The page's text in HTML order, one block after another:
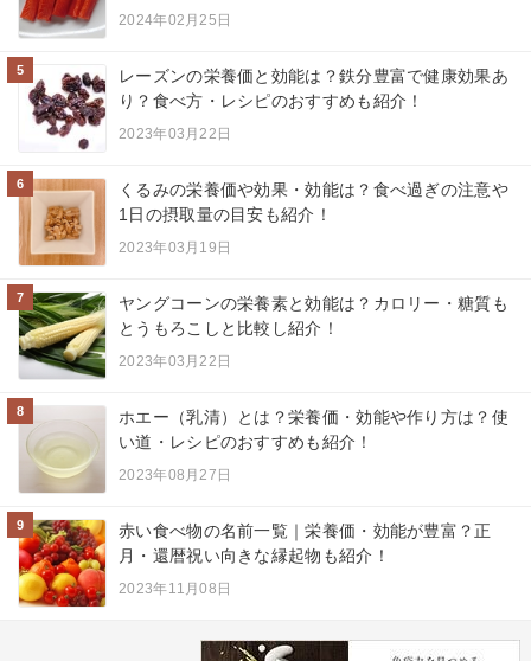
2024年02月25日
5
レーズンの栄養価と効能は？鉄分豊富で健康効果あ
り？食べ方・レシピのおすすめも紹介！
2023年03月22日
6
くるみの栄養価や効果・効能は？食べ過ぎの注意や
1日の摂取量の目安も紹介！
2023年03月19日
7
ヤングコーンの栄養素と効能は？カロリー・糖質も
とうもろこしと比較し紹介！
2023年03月22日
8
ホエー（乳清）とは？栄養価・効能や作り方は？使
い道・レシピのおすすめも紹介！
2023年08月27日
9
赤い食べ物の名前一覧｜栄養価・効能が豊富？正
月・還暦祝い向きな縁起物も紹介！
2023年11月08日